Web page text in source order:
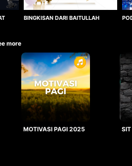
BINGKISAN DARI BAITULLAH
more
MOTIVASI PAGI 2025